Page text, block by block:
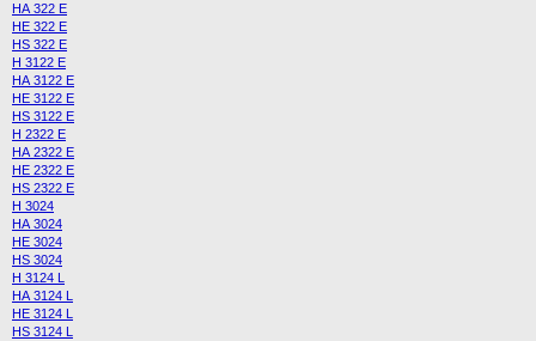
HA 322 E
HE 322 E
HS 322 E
H 3122 E
HA 3122 E
HE 3122 E
HS 3122 E
H 2322 E
HA 2322 E
HE 2322 E
HS 2322 E
H 3024
HA 3024
HE 3024
HS 3024
H 3124 L
HA 3124 L
HE 3124 L
HS 3124 L